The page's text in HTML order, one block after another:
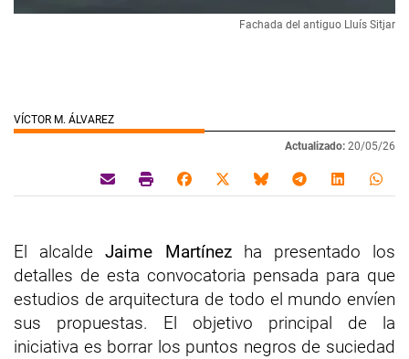
Fachada del antiguo Lluís Sitjar
VÍCTOR M. ÁLVAREZ
Actualizado: 20/05/26
El alcaldeJaime Martínezha presentado los
detalles de esta convocatoria pensada para que
estudios de arquitectura de todo el mundo envíen
sus propuestas. El objetivo principal de la
iniciativa es borrar los puntos negros de suciedad